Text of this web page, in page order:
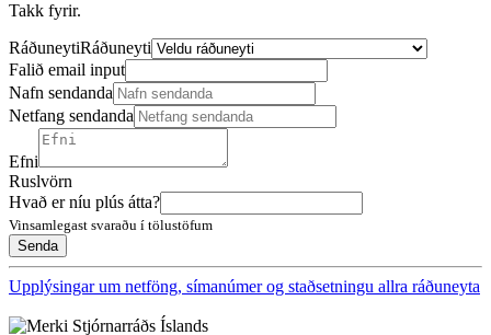
Takk fyrir.
RáðuneytiRáðuneyti
Falið email input
Nafn sendanda
Netfang sendanda
Efni
Ruslvörn
Hvað er níu plús átta?
Vinsamlegast svaraðu í tölustöfum
Upplýsingar um netföng, símanúmer og staðsetningu allra ráðuneyta